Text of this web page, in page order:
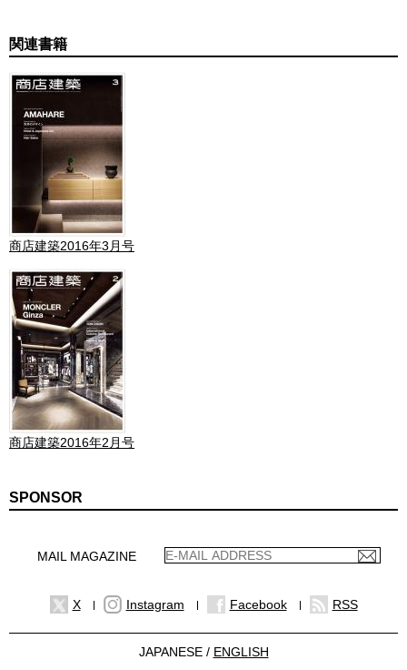
関連書籍
商店建築2016年3月号
商店建築2016年2月号
SPONSOR
MAIL MAGAZINE
X Instagram Facebook RSS
JAPANESE / ENGLISH